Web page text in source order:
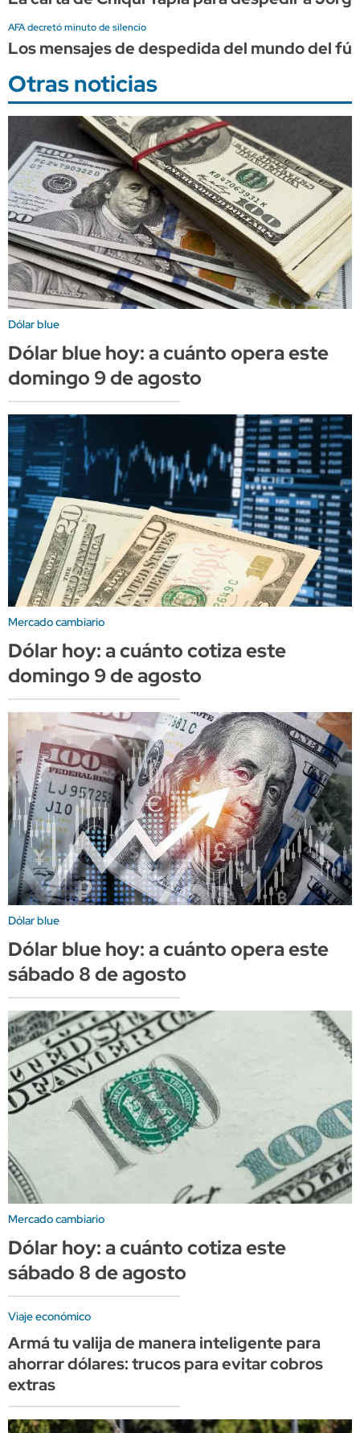
AFA decretó minuto de silencio
Los mensajes de despedida del mundo del
Otras noticias
Dólar blue
Dólar blue hoy: a cuánto opera este
domingo 9 de agosto
Mercado cambiario
Dólar hoy: a cuánto cotiza este
domingo 9 de agosto
Dólar blue
Dólar blue hoy: a cuánto opera este
sábado 8 de agosto
Mercado cambiario
Dólar hoy: a cuánto cotiza este
sábado 8 de agosto
Viaje económico
Armá tu valija de manera inteligente para
ahorrar dólares: trucos para evitar cobros
extras